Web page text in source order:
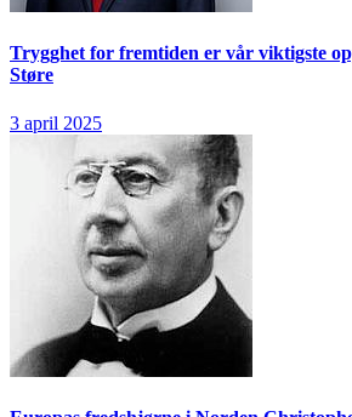
Trygghet for fremtiden er vår viktigste
Støre
3 april 2025